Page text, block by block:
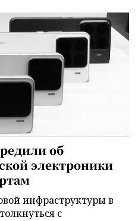
об
электроники
инфраструктуры в
с